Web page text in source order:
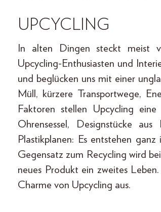
UPCYCLING
In alten Dingen steckt meist
Upcycling-Enthusiasten und
und beglücken uns mit einer
Müll, kürzere Transportwege,
Faktoren stellen Upcycling
Ohrensessel, Designstücke
Plastikplanen: Es entstehen
Gegensatz zum Recycling wird
neues Produkt ein zweites
Charme von Upcycling aus.